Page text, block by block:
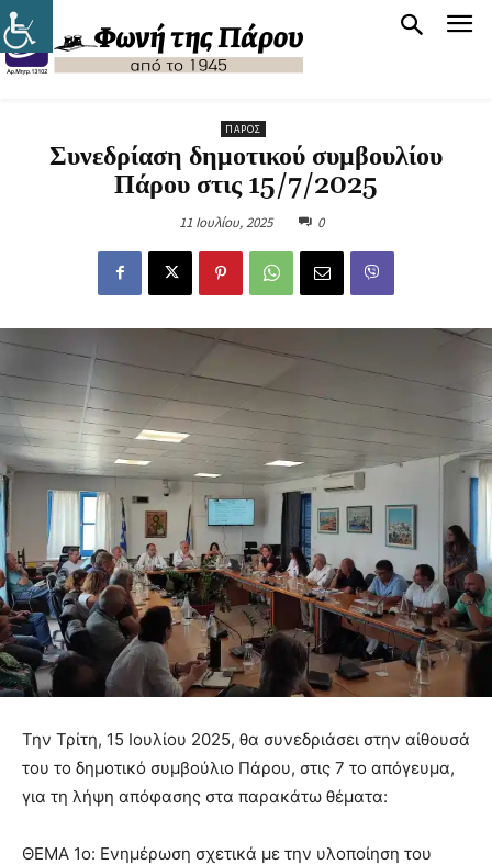
ΠΆΡΟΣ
Συνεδρίαση δημοτικού συμβουλίου
Πάρου στις 15/7/2025
11 Ιουλίου, 2025 0
Την Τρίτη, 15 Ιουλίου 2025, θα συνεδριάσει στην αίθουσά
του το δημοτικό συμβούλιο Πάρου, στις 7 το απόγευμα,
για τη λήψη απόφασης στα παρακάτω θέματα:
ΘΕΜΑ 1ο: Ενημέρωση σχετικά με την υλοποίηση του